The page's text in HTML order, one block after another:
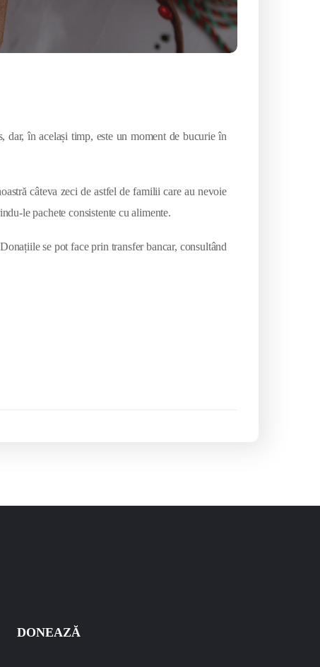
dar, în același timp, este un moment de bucurie în
câteva zeci de astfel de familii care au nevoie
le pachete consistente cu alimente.
se pot face prin transfer bancar, consultând
DONEAZĂ